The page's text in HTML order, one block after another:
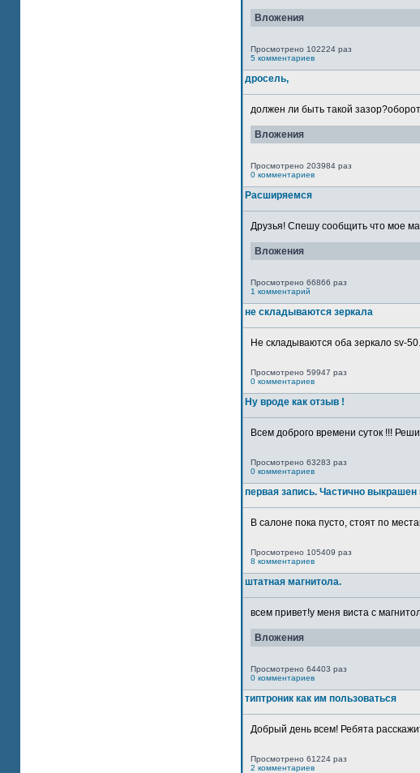
Вложения
Просмотрено 102224 раз
5 комментариев
дросель,
должен ли быть такой
Вложения
Просмотрено 203984 раз
0 комментариев
Расширяемся
Друзья! Спешу сообщить что мое
Вложения
Просмотрено 66866 раз
1 комментарий
не складываются зеркала
Не складываются оба зеркало sv-
Просмотрено 59947 раз
0 комментариев
Ну вроде как отзыв !
Всем доброго времени суток !!!
Просмотрено 63283 раз
0 комментариев
первая запись. Частично выкрашен
В салоне пока пусто, стоят по
Просмотрено 105409 раз
8 комментариев
штатная магнитола.
всем привет!у меня виста с
Вложения
Просмотрено 64403 раз
0 комментариев
типтроник как им пользоваться
Добрый день всем! Ребята
Просмотрено 61224 раз
2 комментариев